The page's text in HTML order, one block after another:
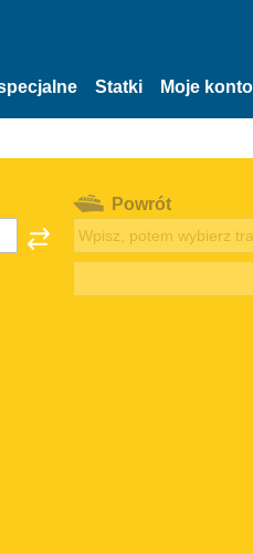
Statki Moje konto
Powrót